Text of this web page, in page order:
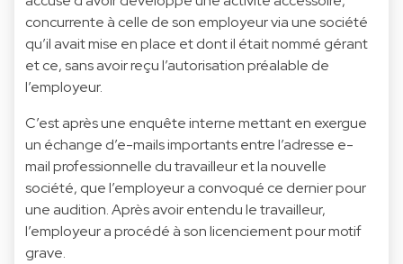
concurrente à celle de son employeur via une société
qu’il avait mise en place et dont il était nommé gérant
et ce, sans avoir reçu l’autorisation préalable de
l’employeur.
C’est après une enquête interne mettant en exergue
un échange d’e-mails importants entre l’adresse e-
mail professionnelle du travailleur et la nouvelle
société, que l’employeur a convoqué ce dernier pour
une audition. Après avoir entendu le travailleur,
l’employeur a procédé à son licenciement pour motif
grave.